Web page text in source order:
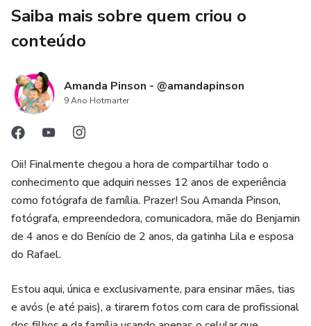
Saiba mais sobre quem criou o
conteúdo
Amanda Pinson - @amandapinson
9 Ano Hotmarter
Oii! Finalmente chegou a hora de compartilhar todo o
conhecimento que adquiri nesses 12 anos de experiência
como fotógrafa de família. Prazer! Sou Amanda Pinson,
fotógrafa, empreendedora, comunicadora, mãe do Benjamin
de 4 anos e do Benício de 2 anos, da gatinha Lila e esposa
do Rafael.
Estou aqui, única e exclusivamente, para ensinar mães, tias
e avós (e até pais), a tirarem fotos com cara de profissional